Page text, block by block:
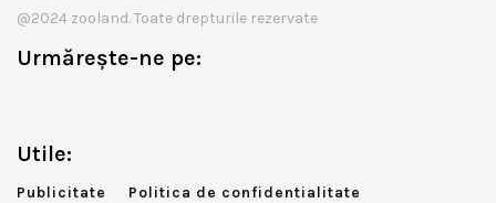
@2024 zooland. Toate drepturile rezervate
Urmărește-ne pe:
Utile:
Publicitate
Politica de confidentialitate